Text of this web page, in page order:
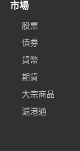
市場
股票
債券
貨幣
期貨
大宗商品
滬港通